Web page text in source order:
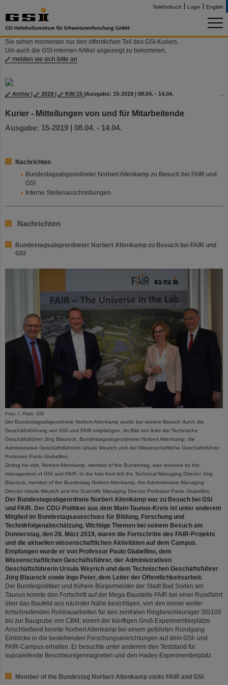
Telefonbuch Login English
Sie sehen momentan nur den öffentlichen Teil des GSI-Kuriers.
Um auch die GSI-internen Artikel angezeigt zu bekommen,
melden sie sich bitte an
Archiv | 2019 | KW:15 |Ausgabe: 15-2019 | 08.04. - 14.04.
Kurier - Mitteilungen von und für Mitarbeitende
Ausgabe: 15-2019 | 08.04. - 14.04.
Nachrichten
Bundestagsabgeordneter Norbert Altenkamp zu Besuch bei FAIR und
GSI
Interne Stellenauschreibungen
Nachrichten
Bundestagsabgeordneter Norbert Altenkamp zu Besuch bei FAIR und
GSI
Foto: I. Peter, GSI
Der Bundestagsabgeordnete Norbert Altenkamp wurde bei seinem Besuch durch die
Geschäftsführung von GSI und FAIR empfangen. Im Bild von links der Technische
Geschäftsführer Jörg Blaurock, Bundestagsabgeordneter Norbert Altenkamp, die
Administrative Geschäftsführerin Ursula Weyrich und der Wissenschaftliche Geschäftsführer
Professor Paolo Giubellino.
During his visit, Norbert Altenkamp, member of the Bundestag, was received by the
management of GSI and FAIR. In the foto from left the Technical Managing Director Jörg
Blaurock, member of the Bundestag Norbert Altenkamp, the Administrative Managing
Director Ursula Weyrich and the Scientific Managing Director Professor Paolo Giubellino.
Der Bundestagsabgeordnete Norbert Altenkamp war zu Besuch bei GSI
und FAIR. Der CDU-Politiker aus dem Main-Taunus-Kreis ist unter anderem
Mitglied im Bundestagsausschuss für Bildung, Forschung und
Technikfolgenabschätzung. Wichtige Themen bei seinem Besuch am
Donnerstag, den 28. März 2019, waren die Fortschritte des FAIR-Projekts
und die aktuellen wissenschaftlichen Aktivitäten auf dem Campus.
Empfangen wurde er von Professor Paolo Giubellino, dem
Wissenschaftlichen Geschäftsführer, der Administrativen
Geschäftsführerin Ursula Weyrich und dem Technischen Geschäftsführer
Jörg Blaurock sowie Ingo Peter, dem Leiter der Öffentlichkeitsarbeit.
Der Bundespolitiker und frühere Bürgermeister der Stadt Bad Soden am
Taunus konnte den Fortschritt auf der Mega-Baustelle FAIR bei einer Rundfahrt
über das Baufeld aus nächster Nähe besichtigen, von den immer weiter
fortschreitenden Rohbauarbeiten für den zentralen Ringbeschleuniger SIS100
bis zur Baugrube von CBM, einem der künftigen Groß-Experimentierplätze.
Anschließend konnte Norbert Altenkamp bei einem geführten Rundgang
Einblicke in die bestehenden Forschungseinrichtungen auf dem GSI- und
FAIR-Campus erhalten. Er besuchte unter anderem den Teststand für
supraleitende Beschleunigermagneten und den Hades-Experimentierplatz.
Member of the Bundestag Norbert Altenkamp visits FAIR and GSI